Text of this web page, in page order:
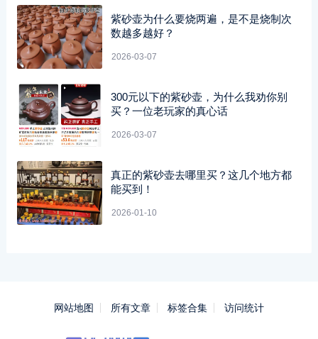
紫砂壶为什么要烧两遍，是不是烧制次
数越多越好？
2026-03-07
300元以下的紫砂壶，为什么我劝你别
买？一位老玩家的真心话
2026-03-07
真正的紫砂壶去哪里买？这几个地方都
能买到！
2026-01-10
网站地图 所有文章 标签合集 访问统计